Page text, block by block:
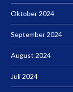
Oktober 2024
September 2024
August 2024
Juli 2024